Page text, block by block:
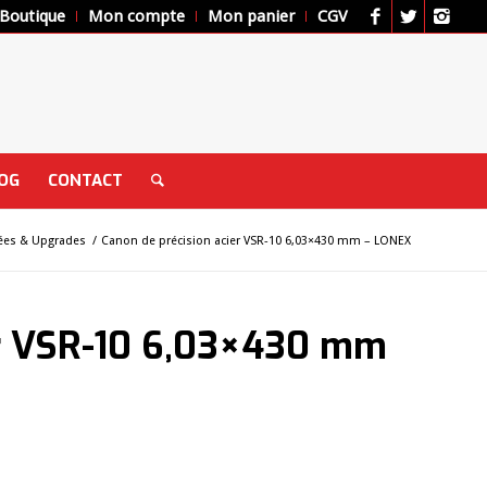
Boutique Mon compte Mon panier CGV
CONTACT
& Upgrades / Canon de précision acier VSR-10 6,03×430 mm – LONEX
10 6,03×430 mm